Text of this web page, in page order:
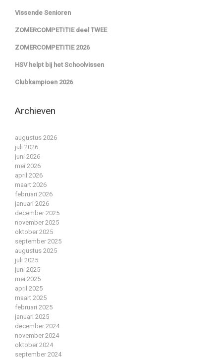
Vissende Senioren
ZOMERCOMPETITIE deel TWEE
ZOMERCOMPETITIE 2026
HSV helpt bij het Schoolvissen
Clubkampioen 2026
Archieven
augustus 2026
juli 2026
juni 2026
mei 2026
april 2026
maart 2026
februari 2026
januari 2026
december 2025
november 2025
oktober 2025
september 2025
augustus 2025
juli 2025
juni 2025
mei 2025
april 2025
maart 2025
februari 2025
januari 2025
december 2024
november 2024
oktober 2024
september 2024